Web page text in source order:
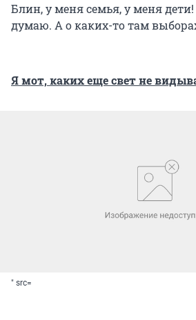
Блин, у меня семья, у меня дети!
думаю. А о каких-то там
Я мот, каких еще свет не
" src=